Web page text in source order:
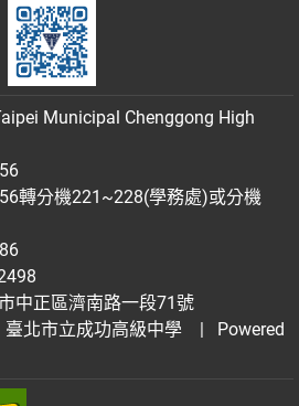
Municipal Chenggong High
轉分機221~228(學務處)或分機
中正區濟南路一段71號
臺北市立成功高級中學
| Powered